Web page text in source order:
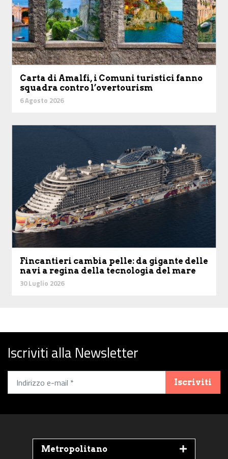
Carta di Amalfi, i Comuni turistici fanno
squadra contro l’overtourism
6 Agosto 2026
Fincantieri cambia pelle: da gigante delle
navi a regina della tecnologia del mare
30 Luglio 2026
Iscriviti alla Newsletter
Iscriviti
Metropolitano